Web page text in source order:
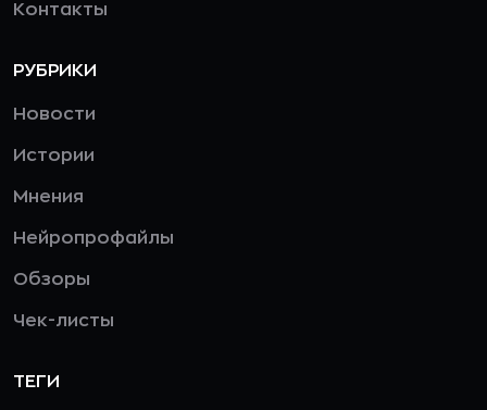
Контакты
РУБРИКИ
Новости
Истории
Мнения
Нейропрофайлы
Обзоры
Чек-листы
ТЕГИ